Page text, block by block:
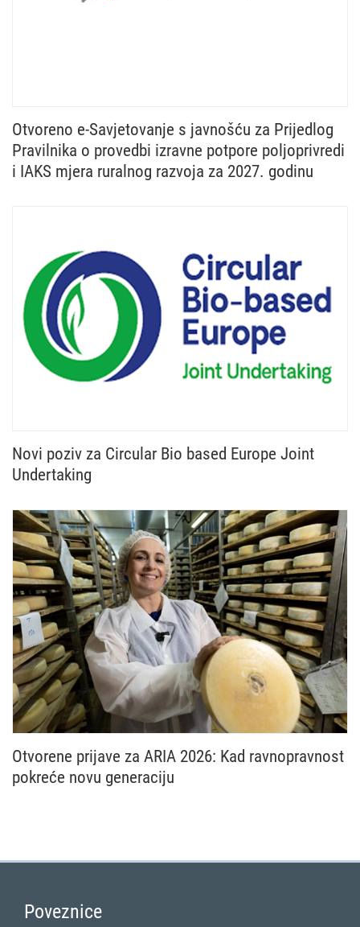
Otvoreno e-Savjetovanje s javnošću za Prijedlog
Pravilnika o provedbi izravne potpore poljoprivredi
i IAKS mjera ruralnog razvoja za 2027. godinu
Novi poziv za Circular Bio based Europe Joint
Undertaking
Otvorene prijave za ARIA 2026: Kad ravnopravnost
pokreće novu generaciju
Poveznice